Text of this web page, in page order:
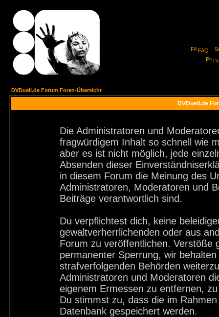
FAQ
DVDuell.de Forum Foren-Übersicht
DVDuell.de
Die Administratoren und
fragwürdigem Inhalt so schnell wie
aber es ist nicht möglich, jede
Absenden dieser
in diesem Forum die Meinung des
Administratoren, Moderatoren und
Beiträge verantwortlich sind.
Du verpflichtest dich, keine
gewaltverherrlichenden oder aus
Forum zu veröffentlichen. Verstöße
permanenter Sperrung, wir
strafverfolgenden Behörden
Administratoren und Moderatoren
eigenem Ermessen zu entfernen,
Du stimmst zu, dass die im
Datenbank gespeichert werden.